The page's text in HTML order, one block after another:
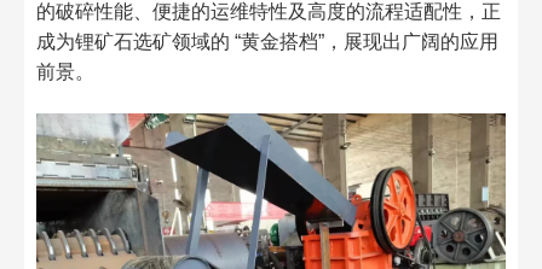
的破碎性能、便捷的运维特性及高度的流程适配性，正
成为锂矿石选矿领域的 “黄金搭档”，展现出广阔的应用
前景。